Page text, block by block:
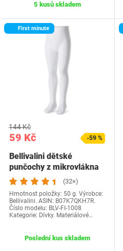
5 kusů skladem
First minute
59 Kč
144 Kč
-59 %
Bellivalini dětské
punčochy z mikrovlákna
40 DEN BLVFI1008…
(32×)
Hmotnost položky: 50 g. Výrobce:
Bellivalini. ASIN: B07K7QKH7R.
Číslo modelu: BLV-FI-1008
Kategorie: Dívky. Materiálové…
Poslední kus skladem